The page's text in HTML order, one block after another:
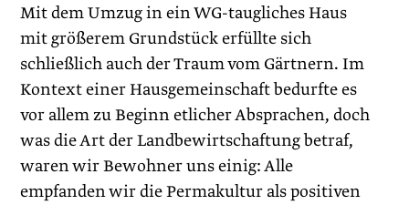
Mit dem Umzug in ein WG-taugliches Haus
mit größerem Grundstück erfüllte sich
schließlich auch der Traum vom Gärtnern. Im
Kontext einer Hausgemeinschaft bedurfte es
vor allem zu Beginn etlicher ­Absprachen, doch
was die Art der Landbewirtschaftung betraf,
waren wir Bewohner uns einig: Alle
empfanden wir die Permakultur als positiven